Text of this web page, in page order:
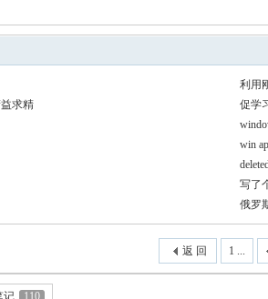
利用
求精
促学
win
写了
俄罗
1 ...
返 回
记 110